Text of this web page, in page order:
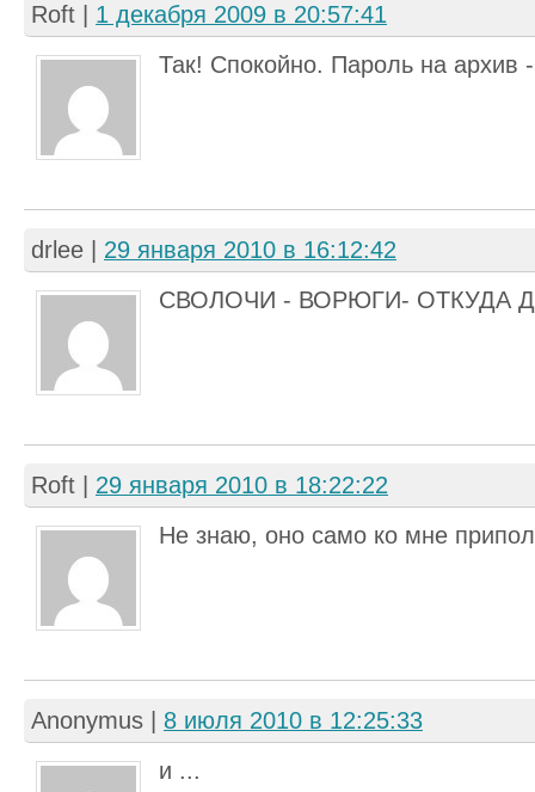
Roft
1 декабря 2009 в 20:57:41
Так! Спокойно. Пароль на архив
drlee
29 января 2010 в 16:12:42
СВОЛОЧИ - ВОРЮГИ- ОТКУДА
Roft
29 января 2010 в 18:22:22
Не знаю, оно само ко мне
Anonymus
8 июля 2010 в 12:25:33
и ...